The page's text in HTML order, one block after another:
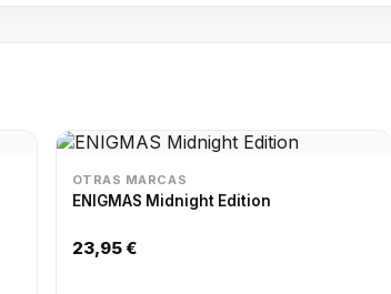
OTRAS MARCAS
ENIGMAS Midnight Edition
23,95 €